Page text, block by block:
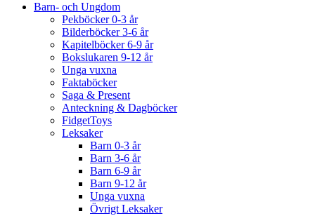
Barn- och Ungdom
Pekböcker 0-3 år
Bilderböcker 3-6 år
Kapitelböcker 6-9 år
Bokslukaren 9-12 år
Unga vuxna
Faktaböcker
Saga & Present
Anteckning & Dagböcker
FidgetToys
Leksaker
Barn 0-3 år
Barn 3-6 år
Barn 6-9 år
Barn 9-12 år
Unga vuxna
Övrigt Leksaker